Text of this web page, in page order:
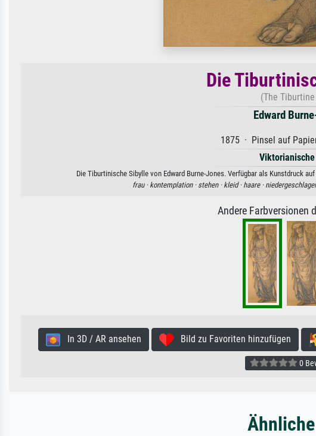
Die
(The
Edward
1875 · Pinsel auf
Die Tiburtinische Sibylle von Edward Burne-Jones. Verfügbar als Kunstdruck
frau · kontemplation · stehen · kleid · haare ·
Andere Farbversionen
In 3D / AR ansehen Bild zu Favoriten hinzufügen
0